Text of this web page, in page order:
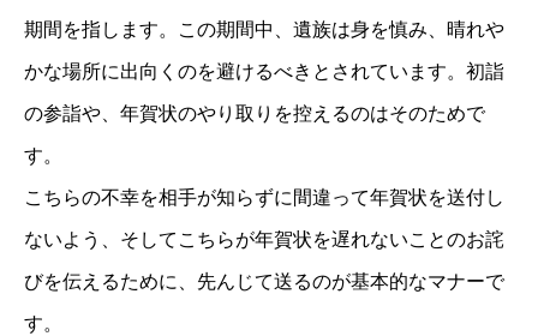
期間を指します。この期間中、遺族は身を慎み、晴れや
かな場所に出向くのを避けるべきとされています。初詣
の参詣や、年賀状のやり取りを控えるのはそのためで
す。
こちらの不幸を相手が知らずに間違って年賀状を送付し
ないよう、そしてこちらが年賀状を遅れないことのお詫
びを伝えるために、先んじて送るのが基本的なマナーで
す。